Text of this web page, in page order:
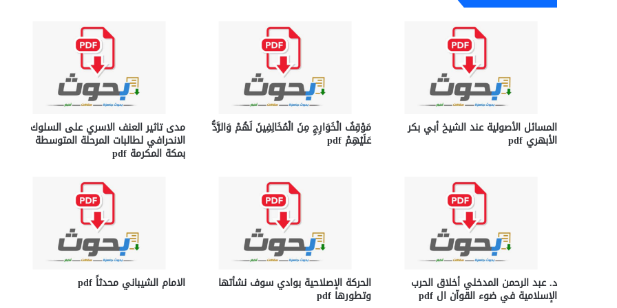
المسائل الأصولية عند الشيخ أبي بكر
الأبهري pdf
مَوْقِفُ الْخَوَارِجِ مِنَ الْمُخَالِفِينَ لَهُمْ وَالرَّدُّ
عَلَيْهِمْ pdf
مدى تاثير العنف الاسري على السلوك
الانحرافي لطالبات المرحلة المتوسطة
بمكة المكرمة pdf
د. عبد الرحمن المدخلي أخلاق الحرب
الإسلامية في ضوء القوآن ال pdf
الحركة الإصلاحية بوادي سوف نشأتها
وتطورها pdf
الامام الشيباني محدثاً pdf